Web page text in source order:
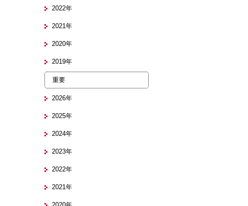
2022年
2021年
2020年
2019年
重要
2026年
2025年
2024年
2023年
2022年
2021年